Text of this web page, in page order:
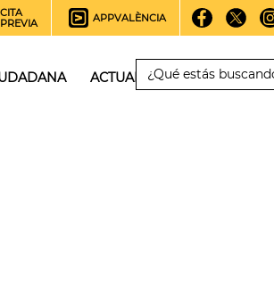
CITA
PREVIA
APPVALÈNCIA
ACTUALIDAD